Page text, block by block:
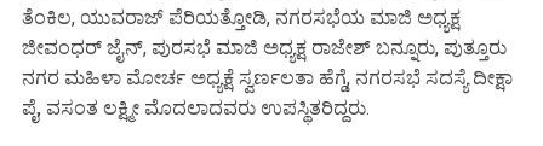
ತೆಂಕಿಲ, ಯುವರಾಜ್ ಪೆರಿಯತ್ತೋಡಿ, ನಗರಸಭೆಯ ಮಾಜಿ ಅಧ್ಯಕ್ಷ
ಜೀವಂಧರ್ ಜೈನ್, ಪುರಸಭೆ ಮಾಜಿ ಅಧ್ಯಕ್ಷ ರಾಜೇಶ್ ಬನ್ನೂರು, ಪುತ್ತೂರು
ನಗರ ಮಹಿಳಾ ಮೋರ್ಚ ಅಧ್ಯಕ್ಷೆ ಸ್ವರ್ಣಲತಾ ಹೆಗ್ಡೆ, ನಗರಸಭೆ ಸದಸ್ಯೆ ದೀಕ್ಷಾ
ಪೈ, ವಸಂತ ಲಕ್ಷ್ಮೀ ಮೊದಲಾದವರು ಉಪಸ್ಥಿತರಿದ್ದರು.